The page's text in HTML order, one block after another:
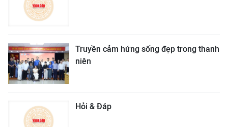
Truyền cảm hứng sống đẹp trong thanh
niên
Hỏi & Đáp